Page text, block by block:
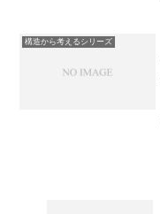
構造から考えるシリーズ